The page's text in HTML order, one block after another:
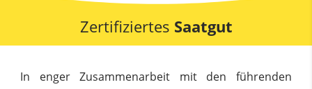
Zertifiziertes Saatgut
In enger Zusammenarbeit mit den führenden